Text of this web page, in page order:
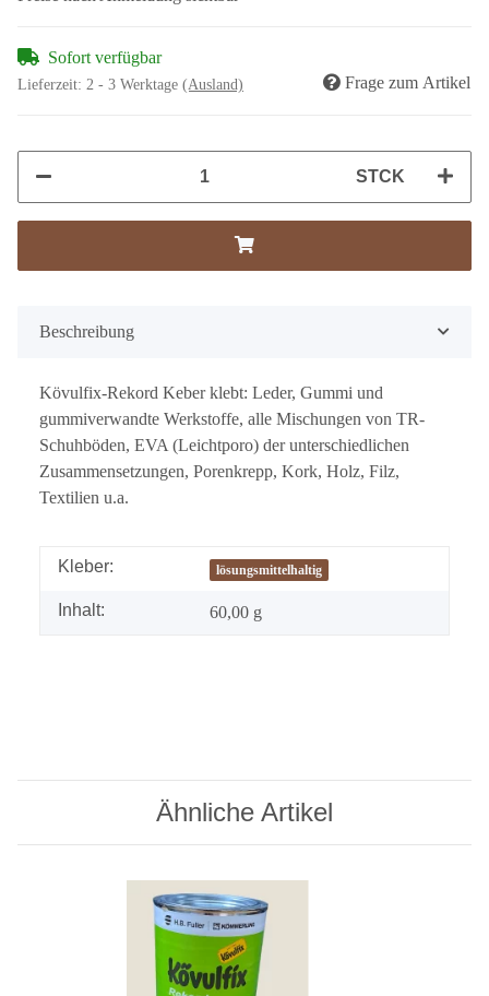
Sofort verfügbar
Lieferzeit: 2 - 3 Werktage (Ausland) Frage zum Artikel
STCK
Beschreibung
Kövulfix-Rekord Keber klebt: Leder, Gummi und
gummiverwandte Werkstoffe, alle Mischungen von TR-
Schuhböden, EVA (Leichtporo) der unterschiedlichen
Zusammensetzungen, Porenkrepp, Kork, Holz, Filz,
Textilien u.a.
Kleber: lösungsmittelhaltig
Inhalt: 60,00 g
Ähnliche Artikel